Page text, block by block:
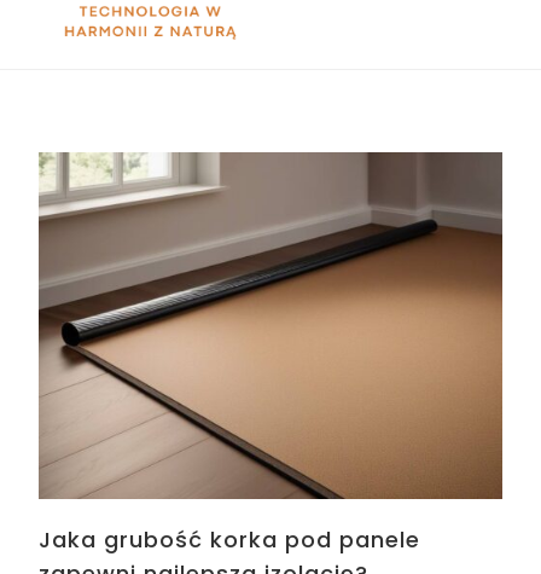
Jaka grubość korka pod panele